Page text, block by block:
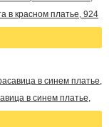
в красном платье, 924
в синем платье,